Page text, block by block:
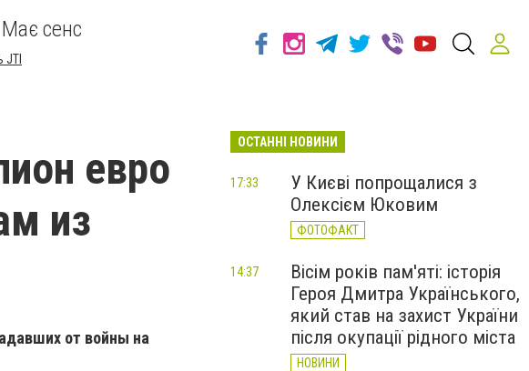
сенс
JTI
евро
из
от войны на
ОСТАННІ НОВИНИ
У Києві попрощалися з
Олексієм Юковим
ФОТОФАКТ
17:33
Вісім років пам'яті: історія
Героя Дмитра Українського,
який став на захист України
після окупації рідного міста
НОВИНИ
14:37